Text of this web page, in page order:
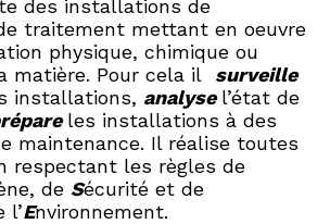
des installations de
traitement mettant en oeuvre
physique, chimique ou
matière. Pour cela il surveille
installations, analysel’état de
les installations à des
maintenance. Il réalise toutes
respectant les règles de
de Sécurité et de
l’Environnement.